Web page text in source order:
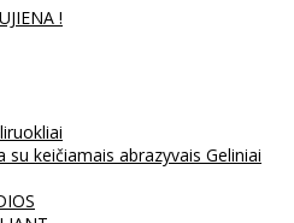
!
su keičiamais abrazyvais Geliniai